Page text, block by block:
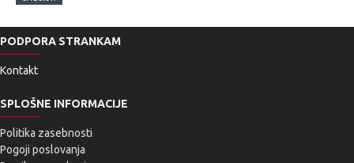
PODPORA STRANKAM
Kontakt
SPLOŠNE INFORMACIJE
Politika zasebnosti
Pogoji poslovanja